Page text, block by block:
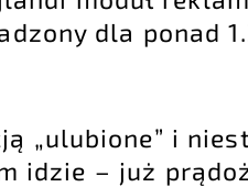
dla ponad
„ulubione” i
idzie – już